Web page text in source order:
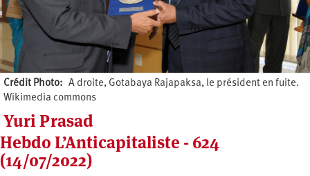
Crédit Photo
A droite, Gotabaya Rajapaksa, le président en fuite.
Wikimedia commons
Yuri Prasad
Hebdo L’Anticapitaliste - 624
(14/07/2022)